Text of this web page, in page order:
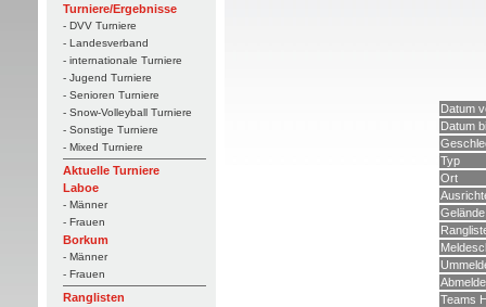
Turniere/Ergebnisse
- DVV Turniere
- Landesverband
- internationale Turniere
- Jugend Turniere
- Senioren Turniere
- Snow-Volleyball Turniere
- Sonstige Turniere
- Mixed Turniere
Aktuelle Turniere
Laboe
- Männer
- Frauen
Borkum
- Männer
- Frauen
Ranglisten
Datum
Datum
Typ
Ort
Gelände
Teams